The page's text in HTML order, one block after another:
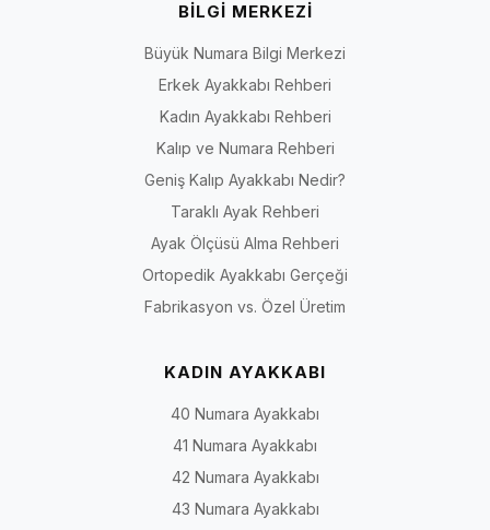
BİLGİ MERKEZİ
Büyük Numara Bilgi Merkezi
Erkek Ayakkabı Rehberi
Kadın Ayakkabı Rehberi
Kalıp ve Numara Rehberi
Geniş Kalıp Ayakkabı Nedir?
Taraklı Ayak Rehberi
Ayak Ölçüsü Alma Rehberi
Ortopedik Ayakkabı Gerçeği
Fabrikasyon vs. Özel Üretim
KADIN AYAKKABI
40 Numara Ayakkabı
41 Numara Ayakkabı
42 Numara Ayakkabı
43 Numara Ayakkabı